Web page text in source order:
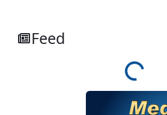
Feed
Loading...